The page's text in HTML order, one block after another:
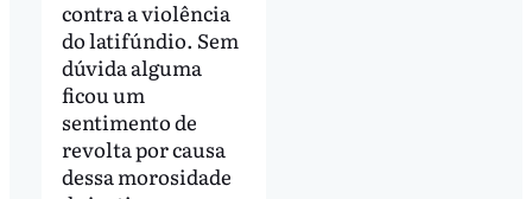
contra a violência
do latifúndio. Sem
dúvida alguma
ficou um
sentimento de
revolta por causa
dessa morosidade